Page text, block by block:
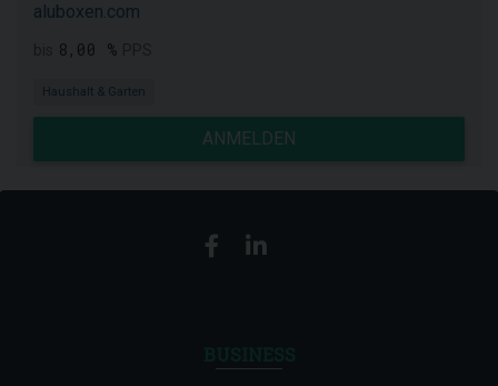
aluboxen.com
8,00 %
Haushalt & Garten
ANMELDEN